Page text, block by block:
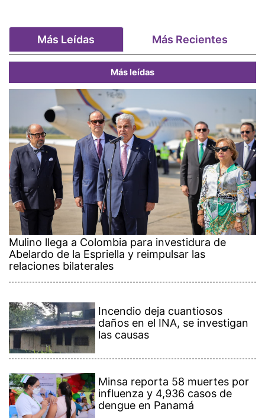
Más Leídas Más Recientes
Más leídas
Mulino llega a Colombia para investidura de
Abelardo de la Espriella y reimpulsar las
relaciones bilaterales
Incendio deja cuantiosos
daños en el INA, se investigan
las causas
Minsa reporta 58 muertes por
influenza y 4,936 casos de
dengue en Panamá